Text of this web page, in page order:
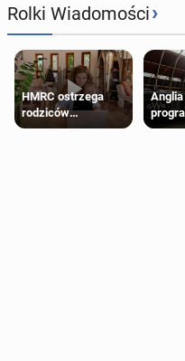
Rolki Wiadomości›
HMRC ostrzega
rodziców
pobierających Child